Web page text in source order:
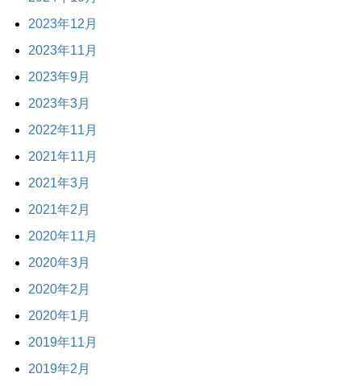
2023年12月
2023年11月
2023年9月
2023年3月
2022年11月
2021年11月
2021年3月
2021年2月
2020年11月
2020年3月
2020年2月
2020年1月
2019年11月
2019年2月